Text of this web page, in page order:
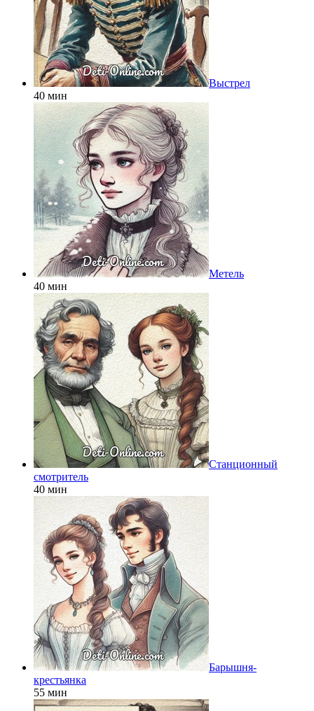
Выстрел
40 мин
Метель
40 мин
Станционный
смотритель
40 мин
Барышня-
крестьянка
55 мин